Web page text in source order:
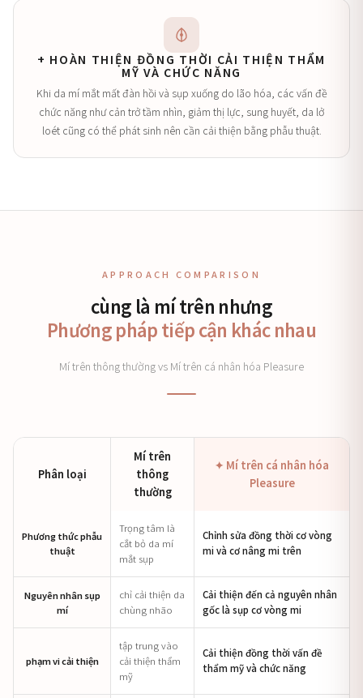
+ HOÀN THIỆN ĐỒNG THỜI CẢI THIỆN THẨM
MỸ VÀ CHỨC NĂNG
Khi da mí mắt mất đàn hồi và sụp xuống do lão hóa, các vấn đề
chức năng như cản trở tầm nhìn, giảm thị lực, sung huyết, da lở
loét cũng có thể phát sinh nên cần cải thiện bằng phẫu thuật.
APPROACH COMPARISON
cùng là mí trên nhưng
Phương pháp tiếp cận khác nhau
Mí trên thông thường vs Mí trên cá nhân hóa Pleasure
Phân loại
Mí trên
thông
thường
✦ Mí trên cá nhân hóa
Pleasure
Phương thức phẫu
thuật
Trọng tâm là
cắt bỏ da mí
mắt sụp
Chỉnh sửa đồng thời cơ vòng
mi và cơ nâng mi trên
Nguyên nhân sụp
mí
chỉ cải thiện da
chùng nhão
Cải thiện đến cả nguyên nhân
gốc là sụp cơ vòng mi
phạm vi cải thiện
tập trung vào
cải thiện thẩm
mỹ
Cải thiện đồng thời vấn đề
thẩm mỹ và chức năng